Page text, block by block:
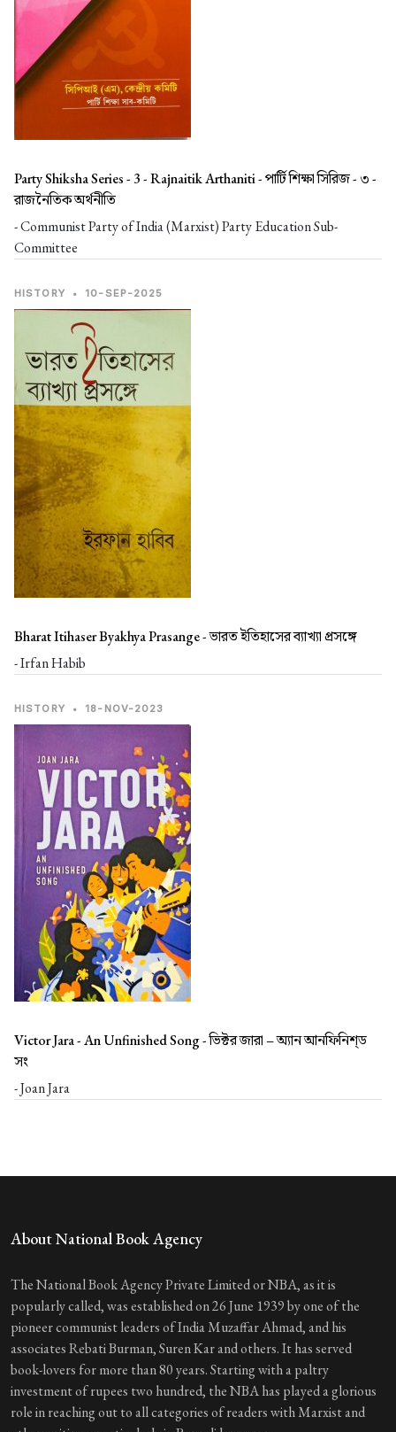
Party Shiksha Series - 3 - Rajnaitik Arthaniti -পার্টি শিক্ষা সিরিজ - ৩ -
রাজনৈতিক অর্থনীতি
- Communist Party of India (Marxist) Party Education Sub-
Committee
HISTORY • 10-SEP-2025
Bharat Itihaser Byakhya Prasange -ভারত ইতিহাসের ব্যাখ্যা প্রসঙ্গে
- Irfan Habib
HISTORY • 18-NOV-2023
Victor Jara - An Unfinished Song -ভিক্টর জারা – অ্যান আনফিনিশ্‌ড
সং
- Joan Jara
About National Book Agency
The National Book Agency Private Limited or NBA, as it is
popularly called, was established on 26 June 1939 by one of the
pioneer communist leaders of India Muzaffar Ahmad, and his
associates Rebati Burman, Suren Kar and others. It has served
book-lovers for more than 80 years. Starting with a paltry
investment of rupees two hundred, the NBA has played a glorious
role in reaching out to all categories of readers with Marxist and